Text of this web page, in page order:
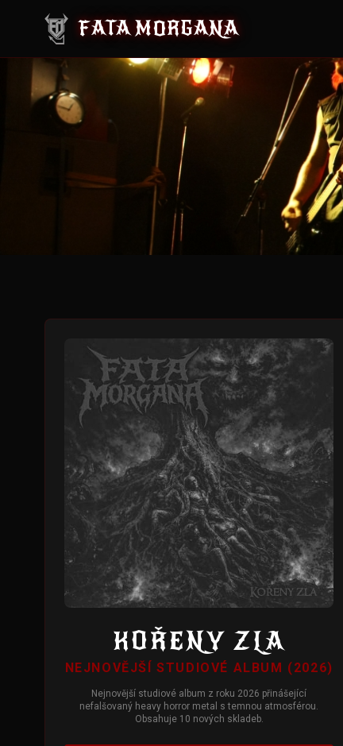
FATA MORGANA
KOŘENY ZLA
NEJNOVĚJŠÍ STUDIOVÉ ALBUM (2026)
Nejnovější studiové album z roku 2026 přinášející
nefalšovaný heavy horror metal s temnou atmosférou.
Obsahuje 10 nových skladeb.